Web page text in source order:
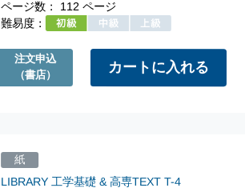
ページ数： 112 ページ
難易度：
注文申込
（書店）
LIBRARY 工学基礎 & 高専TEXTT-4
紙